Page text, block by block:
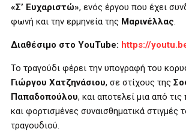
«Σ’ Ευχαριστώ», ενός έργου που έχει
φωνή και την ερμηνεία της Μαρινέλλας.
Διαθέσιμο στο YouTube: https://
Το τραγούδι φέρει την υπογραφή του
Γιώργου Χατζηνάσιου, σε στίχους της
Παπαδοπούλου, και αποτελεί μια από
και φορτισμένες συναισθηματικά στιγμές
τραγουδιού.